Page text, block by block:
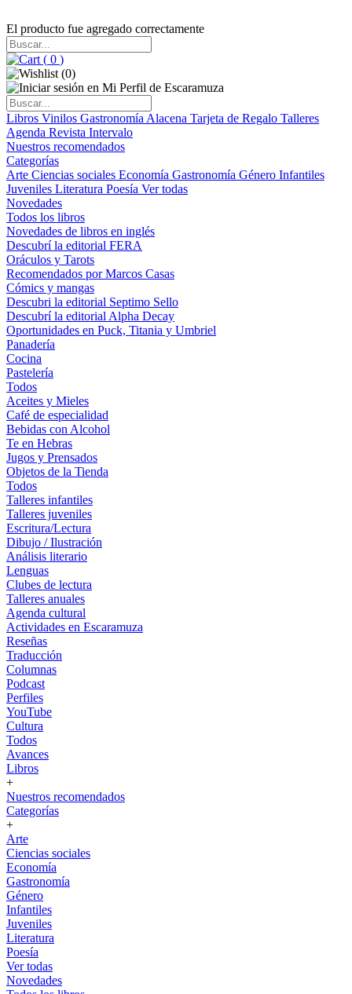
El producto fue agregado correctamente
( 0 )
(0)
Libros Vinilos Gastronomía Alacena Tarjeta de Regalo Talleres
Agenda Revista Intervalo
Nuestros recomendados
Categorías
Arte Ciencias sociales Economía Gastronomía Género Infantiles
Juveniles Literatura Poesía Ver todas
Novedades
Todos los libros
Novedades de libros en inglés
Descubrí la editorial FERA
Oráculos y Tarots
Recomendados por Marcos Casas
Cómics y mangas
Descubri la editorial Septimo Sello
Descubrí la editorial Alpha Decay
Oportunidades en Puck, Titania y Umbriel
Panadería
Cocina
Pastelería
Todos
Aceites y Mieles
Café de especialidad
Bebidas con Alcohol
Te en Hebras
Jugos y Prensados
Objetos de la Tienda
Todos
Talleres infantiles
Talleres juveniles
Escritura/Lectura
Dibujo / Ilustración
Análisis literario
Lenguas
Clubes de lectura
Talleres anuales
Agenda cultural
Actividades en Escaramuza
Reseñas
Traducción
Columnas
Podcast
Perfiles
YouTube
Cultura
Todos
Avances
Libros
+
Nuestros recomendados
Categorías
+
Arte
Ciencias sociales
Economía
Gastronomía
Género
Infantiles
Juveniles
Literatura
Poesía
Ver todas
Novedades